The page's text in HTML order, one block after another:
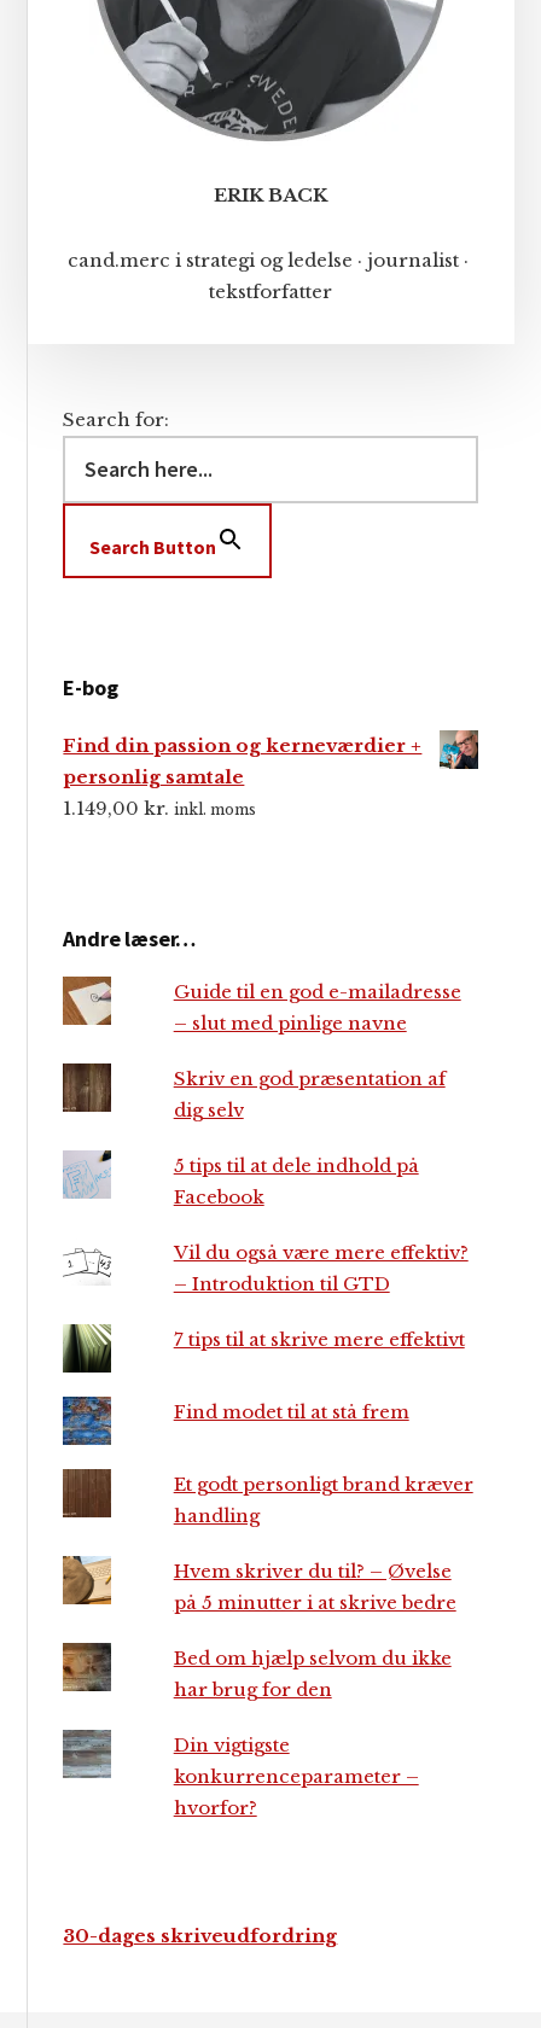
ERIK BACK
cand.merc i strategi og ledelse · journalist ·
tekstforfatter
Search for:
Search Button
E-bog
Find din passion og kerneværdier +
personlig samtale
1.149,00kr. inkl. moms
Andre læser…
Guide til en god e-mailadresse
– slut med pinlige navne
Skriv en god præsentation af
dig selv
5 tips til at dele indhold på
Facebook
Vil du også være mere effektiv?
– Introduktion til GTD
7 tips til at skrive mere effektivt
Find modet til at stå frem
Et godt personligt brand kræver
handling
Hvem skriver du til? – Øvelse
på 5 minutter i at skrive bedre
Bed om hjælp selvom du ikke
har brug for den
Din vigtigste
konkurrenceparameter –
hvorfor?
30-dages skriveudfordring